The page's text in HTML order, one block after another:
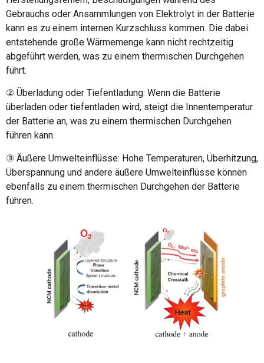
Gebrauchs oder Ansammlungen von Elektrolyt in der Batterie
kann es zu einem internen Kurzschluss kommen. Die dabei
entstehende große Wärmemenge kann nicht rechtzeitig
abgeführt werden, was zu einem thermischen Durchgehen
führt.
② Überladung oder Tiefentladung: Wenn die Batterie
überladen oder tiefentladen wird, steigt die Innentemperatur
der Batterie an, was zu einem thermischen Durchgehen
führen kann.
③ Äußere Umwelteinflüsse: Hohe Temperaturen, Überhitzung,
Überspannung und andere äußere Umwelteinflüsse können
ebenfalls zu einem thermischen Durchgehen der Batterie
führen.